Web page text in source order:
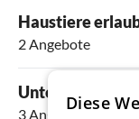
Haustiere
2 Angebote
Unterkünfte mit
3 Angebote
Diese